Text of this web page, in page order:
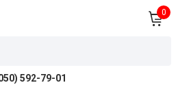
0
592-79-01